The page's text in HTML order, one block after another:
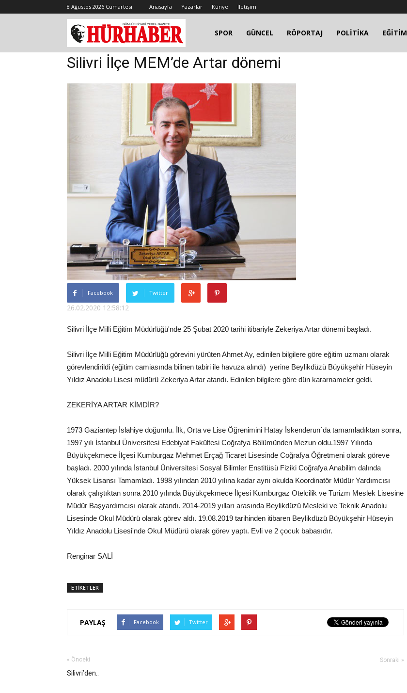
8 Ağustos 2026 Cumartesi Anasayfa Yazarlar Künye İletişim
SPOR GÜNCEL RÖPORTAJ POLİTİKA EĞİTİM
Silivri İlçe MEM’de Artar dönemi
Facebook Twitter
26.02.2020 12:58:12
Silivri İlçe Milli Eğitim Müdürlüğü'nde 25 Şubat 2020 tarihi itibariyle Zekeriya Artar dönemi başladı.
Silivri İlçe Milli Eğitim Müdürlüğü görevini yürüten Ahmet Ay, edinilen bilgilere göre eğitim uzmanı olarak
görevlendirildi (eğitim camiasında bilinen tabiri ile havuza alındı) yerine Beylikdüzü Büyükşehir Hüseyin
Yıldız Anadolu Lisesi müdürü Zekeriya Artar atandı. Edinilen bilgilere göre dün kararnameler geldi.
ZEKERİYA ARTAR KİMDİR?
1973 Gaziantep İslahiye doğumlu. İlk, Orta ve Lise Öğrenimini Hatay İskenderun´da tamamladıktan sonra,
1997 yılı İstanbul Üniversitesi Edebiyat Fakültesi Coğrafya Bölümünden Mezun oldu.1997 Yılında
Büyükçekmece İlçesi Kumburgaz Mehmet Erçağ Ticaret Lisesinde Coğrafya Öğretmeni olarak göreve
başladı. 2000 yılında İstanbul Üniversitesi Sosyal Bilimler Enstitüsü Fiziki Coğrafya Anabilim dalında
Yüksek Lisansı Tamamladı. 1998 yılından 2010 yılına kadar aynı okulda Koordinatör Müdür Yardımcısı
olarak çalıştıktan sonra 2010 yılında Büyükçekmece İlçesi Kumburgaz Otelcilik ve Turizm Meslek Lisesine
Müdür Başyardımcısı olarak atandı. 2014-2019 yılları arasında Beylikdüzü Mesleki ve Teknik Anadolu
Lisesinde Okul Müdürü olarak görev aldı. 19.08.2019 tarihinden itibaren Beylikdüzü Büyükşehir Hüseyin
Yıldız Anadolu Lisesi'nde Okul Müdürü olarak görev yaptı. Evli ve 2 çocuk babasıdır.
Renginar SALİ
ETİKETLER
PAYLAŞ Facebook Twitter
« Önceki
Silivri’den..
Sonraki »